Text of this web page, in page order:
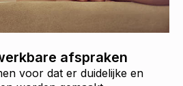
afspraken
voor dat er duidelijke en